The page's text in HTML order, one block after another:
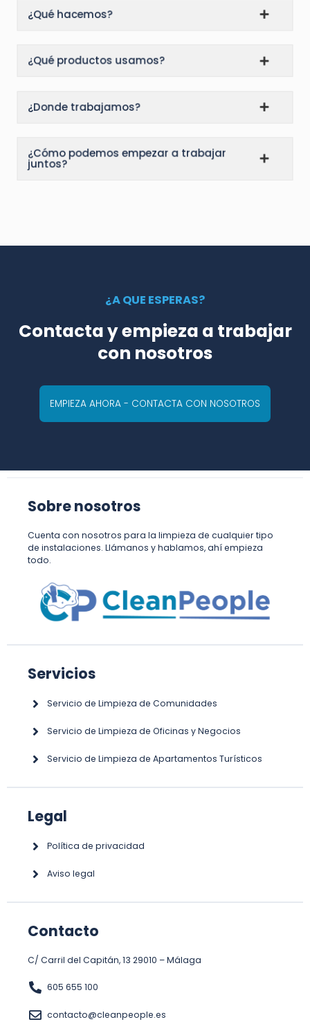
¿Qué hacemos?
¿Qué productos usamos?
¿Donde trabajamos?
¿Cómo podemos empezar a trabajar
juntos?
¿A QUE ESPERAS?
Contacta y empieza a trabajar
con nosotros
EMPIEZA AHORA - CONTACTA CON NOSOTROS
Sobre nosotros
Cuenta con nosotros para la limpieza de cualquier tipo
de instalaciones. Llámanos y hablamos, ahí empieza
todo.
Servicios
Servicio de Limpieza de Comunidades
Servicio de Limpieza de Oficinas y Negocios
Servicio de Limpieza de Apartamentos Turísticos
Legal
Política de privacidad
Aviso legal
Contacto
C/ Carril del Capitán, 13 29010 – Málaga
605 655 100
contacto@cleanpeople.es